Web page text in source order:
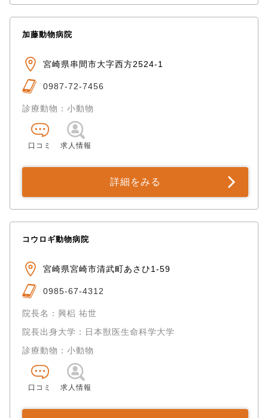
加藤動物病院
宮崎県串間市大字西方2524-1
0987-72-7456
診療動物：小動物
口コミ 求人情報
詳細をみる
コウロギ動物病院
宮崎県宮崎市清武町あさひ1-59
0985-67-4312
院長名：興梠 祐世
院長出身大学：日本獣医生命科学大学
診療動物：小動物
口コミ 求人情報